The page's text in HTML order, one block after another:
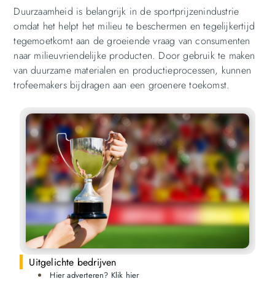
Duurzaamheid is belangrijk in de sportprijzenindustrie
omdat het helpt het milieu te beschermen en tegelijkertijd
tegemoetkomt aan de groeiende vraag van consumenten
naar milieuvriendelijke producten. Door gebruik te maken
van duurzame materialen en productieprocessen, kunnen
trofeemakers bijdragen aan een groenere toekomst.
Uitgelichte bedrijven
Hier adverteren? Klik hier